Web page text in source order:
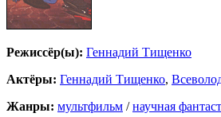
Режиссёр(ы): Геннадий Тищенко
Актёры: Геннадий Тищенко,
Жанры: мультфильм /научная